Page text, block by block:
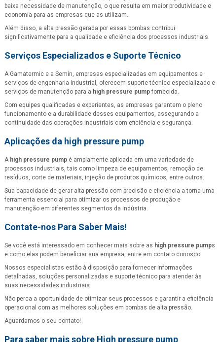
baixa necessidade de manutenção, o que resulta em maior produtividade e
economia para as empresas que as utilizam.
Além disso, a alta pressão gerada por essas bombas contribui
significativamente para a qualidade e eficiência dos processos industriais.
Serviços Especializados e Suporte Técnico
A Gamatermic e a Semin, empresas especializadas em equipamentos e
serviços de engenharia industrial, oferecem suporte técnico especializado e
serviços de manutenção para a high pressure pump fornecida.
Com equipes qualificadas e experientes, as empresas garantem o pleno
funcionamento e a durabilidade desses equipamentos, assegurando a
continuidade das operações industriais com eficiência e segurança.
Aplicações da high pressure pump
A high pressure pump é amplamente aplicada em uma variedade de
processos industriais, tais como limpeza de equipamentos, remoção de
resíduos, corte de materiais, injeção de produtos químicos, entre outros.
Sua capacidade de gerar alta pressão com precisão e eficiência a torna uma
ferramenta essencial para otimizar os processos de produção e
manutenção em diferentes segmentos da indústria.
Contate-nos Para Saber Mais!
Se você está interessado em conhecer mais sobre as high pressure pumps
e como elas podem beneficiar sua empresa, entre em contato conosco.
Nossos especialistas estão à disposição para fornecer informações
detalhadas, soluções personalizadas e suporte técnico para atender às
suas necessidades industriais.
Não perca a oportunidade de otimizar seus processos e garantir a eficiência
operacional com as melhores soluções em bombas de alta pressão.
Aguardamos o seu contato!
Para saber mais sobre High pressure pump